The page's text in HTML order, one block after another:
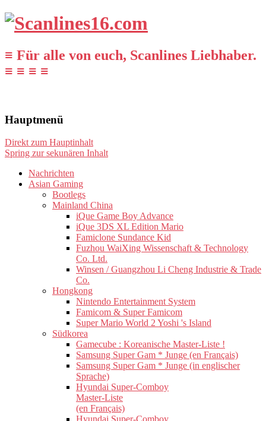
≡ Für alle von euch, Scanlines Liebhaber.
≡ ≡ ≡ ≡
Hauptmenü
Direkt zum Hauptinhalt
Spring zur sekunären Inhalt
Nachrichten
Asian Gaming
Bootlegs
Mainland China
iQue Game Boy Advance
iQue 3DS XL Edition Mario
Famiclone Sundance Kid
Fuzhou WaiXing Wissenschaft & Technology
Co. Ltd.
Winsen / Guangzhou Li Cheng Industrie & Trade
Co.
Hongkong
Nintendo Entertainment System
Famicom & Super Famicom
Super Mario World 2 Yoshi 's Island
Südkorea
Gamecube : Koreanische Master-Liste !
Samsung Super Gam * Junge (en Français)
Samsung Super Gam * Junge (in englischer
Sprache)
Hyundai Super-Comboy
Master-Liste
(en Français)